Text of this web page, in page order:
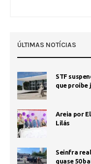
ÚLTIMAS NOTÍCIAS
STF
que proíbe
Areia por
Lilás
Seinfra
quase 50